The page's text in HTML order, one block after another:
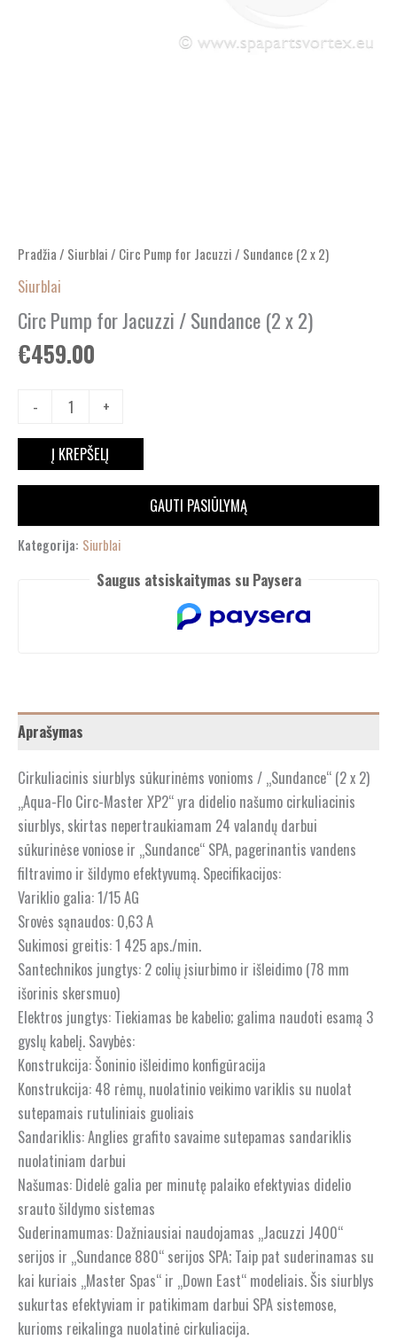
Pradžia / Siurblai / Circ Pump for Jacuzzi / Sundance (2 x 2)
Siurblai
Circ Pump for Jacuzzi / Sundance (2 x 2)
€459.00
- +
Į KREPŠELĮ
GAUTI PASIŪLYMĄ
Kategorija: Siurblai
Saugus atsiskaitymas su Paysera
Aprašymas
Cirkuliacinis siurblys sūkurinėms vonioms / „Sundance“ (2 x 2)
„Aqua-Flo Circ-Master XP2“ yra didelio našumo cirkuliacinis
siurblys, skirtas nepertraukiamam 24 valandų darbui
sūkurinėse voniose ir „Sundance“ SPA, pagerinantis vandens
filtravimo ir šildymo efektyvumą. Specifikacijos:
Variklio galia: 1/15 AG
Srovės sąnaudos: 0,63 A
Sukimosi greitis: 1 425 aps./min.
Santechnikos jungtys: 2 colių įsiurbimo ir išleidimo (78 mm
išorinis skersmuo)
Elektros jungtys: Tiekiamas be kabelio; galima naudoti esamą 3
gyslų kabelį. Savybės:
Konstrukcija: Šoninio išleidimo konfigūracija
Konstrukcija: 48 rėmų, nuolatinio veikimo variklis su nuolat
sutepamais rutuliniais guoliais
Sandariklis: Anglies grafito savaime sutepamas sandariklis
nuolatiniam darbui
Našumas: Didelė galia per minutę palaiko efektyvias didelio
srauto šildymo sistemas
Suderinamumas: Dažniausiai naudojamas „Jacuzzi J400“
serijos ir „Sundance 880“ serijos SPA; Taip pat suderinamas su
kai kuriais „Master Spas“ ir „Down East“ modeliais. Šis siurblys
sukurtas efektyviam ir patikimam darbui SPA sistemose,
kurioms reikalinga nuolatinė cirkuliacija.